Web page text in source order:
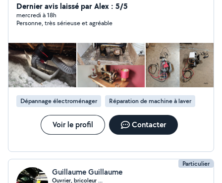
électroménagers et électroniques : lave-linge, lave-
vaisselle, sèche-linge, four, plaques de cuisson,
réfrigérateur, congélateur, télévision, ordinateur, petit
également vos travaux d'électricité dans la maison :
recherche de panne, dépannage électrique,
remplacement de prises, interrupteurs, luminaires ou
tableaux électriques, ajout de circuits, rénovation et
installations électriques neuves. Je peux aussi intervenir
pour différents petits travaux, montages, installations et
réparations du quotidien. J'interviens à domicile sur
Nevers, dans la Nièvre et les alentours, ou en atelier
selon le type d'appareil et d'intervention. Je prends le
temps d'identifier et d'expliquer clairement le problème.
réalisation de travaux.
Dernier avis laissé par Alex : 5/5
mercredi à 18h
Personne, très sérieuse et agréable
Dépannage électroménager Réparation de machine à laver
Voir le profil Contacter
Particulier
Guillaume Guillaume
Ouvrier, bricoleur ...